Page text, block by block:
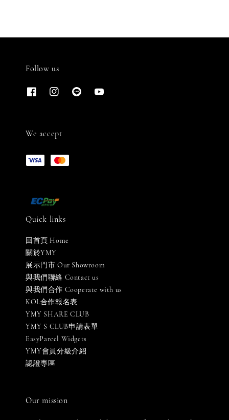
Follow us
We accept
Quick links
回首頁 Home
關於YMY
展示門市 Our Showroom
與我們聯絡 Contact us
與我們合作 Cooperate with us
KOL合作報名表
YMY SHARE CLUB
YMY S CLUB申請表單
EasyParcel Widgets
YMY會員分級介紹
認證專區
Our mission